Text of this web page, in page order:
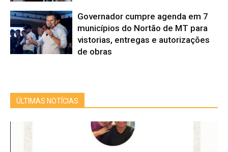
Governador cumpre agenda em 7
municípios do Nortão de MT para
vistorias, entregas e autorizações
de obras
ÚLTIMAS NOTÍCIAS